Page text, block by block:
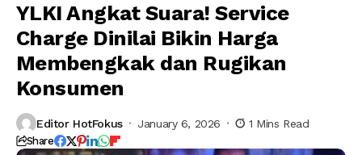
YLKI Angkat Suara! Service
Charge Dinilai Bikin Harga
Membengkak dan Rugikan
Konsumen
Editor HotFokus January 6, 2026 1 Mins Read
Share